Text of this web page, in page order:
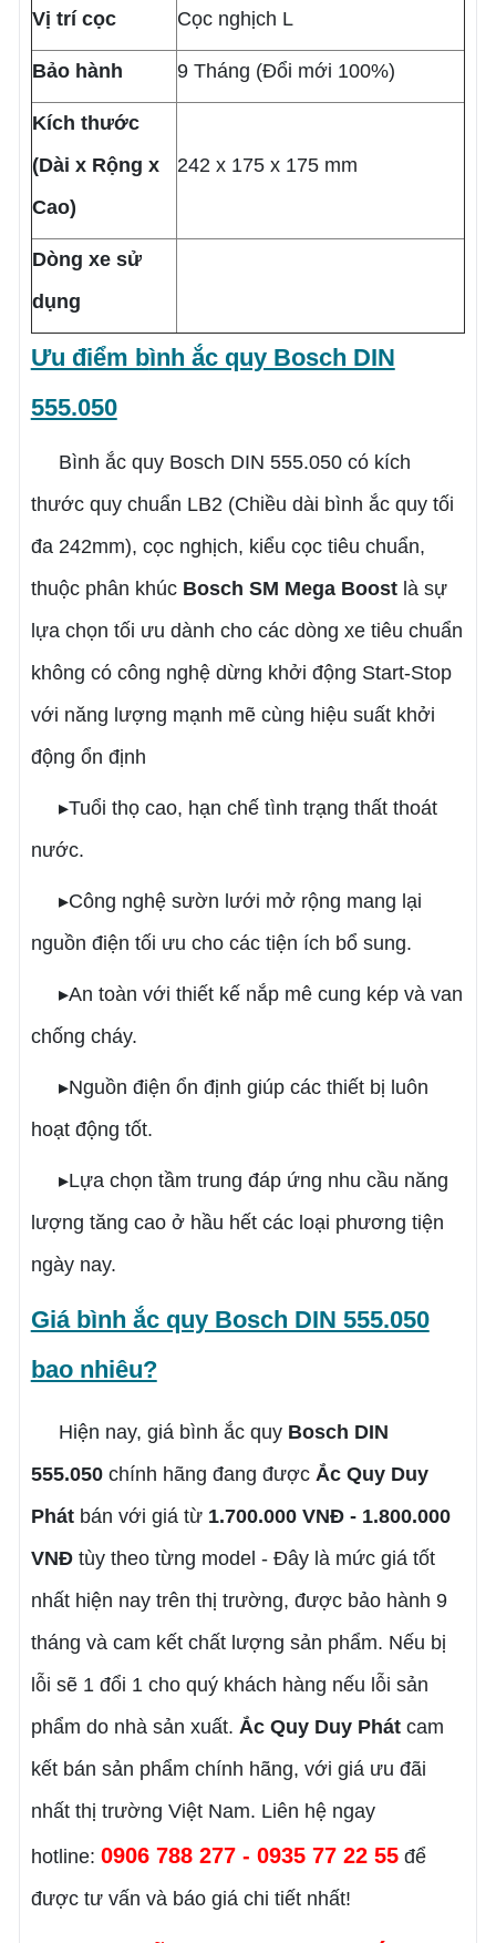
Vị trí cọc Cọc nghịch L
Bảo hành 9 Tháng (Đổi mới 100%)
Kích thước
(Dài x Rộng x
Cao)
242 x 175 x 175 mm
Dòng xe sử
dụng
Ưu điểm bình ắc quy Bosch DIN
555.050
Bình ắc quy Bosch DIN 555.050 có kích
thước quy chuẩn LB2 (Chiều dài bình ắc quy tối
đa 242mm), cọc nghịch, kiểu cọc tiêu chuẩn,
thuộc phân khúc Bosch SM Mega Boostlà sự
lựa chọn tối ưu dành cho các dòng xe tiêu chuẩn
không có công nghệ dừng khởi động Start-Stop
với năng lượng mạnh mẽ cùng hiệu suất khởi
động ổn định
▸Tuổi thọ cao, hạn chế tình trạng thất thoát
nước.
▸Công nghệ sườn lưới mở rộng mang lại
nguồn điện tối ưu cho các tiện ích bổ sung.
▸An toàn với thiết kế nắp mê cung kép và van
chống cháy.
▸Nguồn điện ổn định giúp các thiết bị luôn
hoạt động tốt.
▸Lựa chọn tầm trung đáp ứng nhu cầu năng
lượng tăng cao ở hầu hết các loại phương tiện
ngày nay.
Giá bình ắc quy Bosch DIN 555.050
bao nhiêu?
Hiện nay, giá bình ắc quy Bosch DIN
555.050chính hãng đang được Ắc Quy Duy
Phátbán với giá từ 1.700.000 VNĐ - 1.800.000
VNĐtùy theo từng model - Đây là mức giá tốt
nhất hiện nay trên thị trường, được bảo hành 9
tháng và cam kết chất lượng sản phẩm. Nếu bị
lỗi sẽ 1 đổi 1 cho quý khách hàng nếu lỗi sản
phẩm do nhà sản xuất. Ắc Quy Duy Phátcam
kết bán sản phẩm chính hãng, với giá ưu đãi
nhất thị trường Việt Nam. Liên hệ ngay
hotline: 0906 788 277 - 0935 77 22 55 để
được tư vấn và báo giá chi tiết nhất!